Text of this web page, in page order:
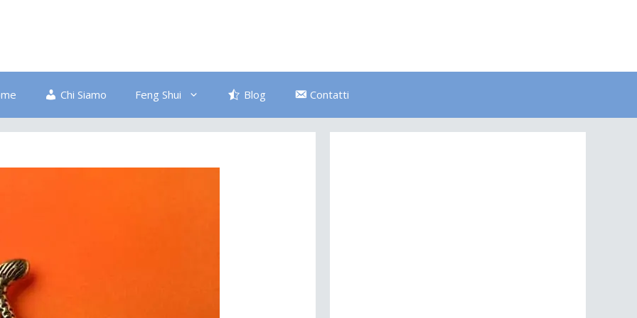
Chi Siamo Feng Shui
Bagno Bambini
Blog Contatti